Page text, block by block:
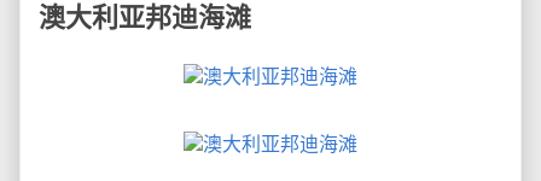
澳大利亚邦迪海滩